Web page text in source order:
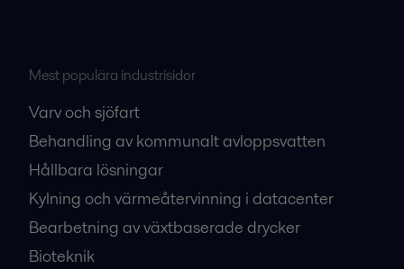
Mest populära industrisidor
Varv och sjöfart
Behandling av kommunalt avloppsvatten
Hållbara lösningar
Kylning och värmeåtervinning i datacenter
Bearbetning av växtbaserade drycker
Bioteknik